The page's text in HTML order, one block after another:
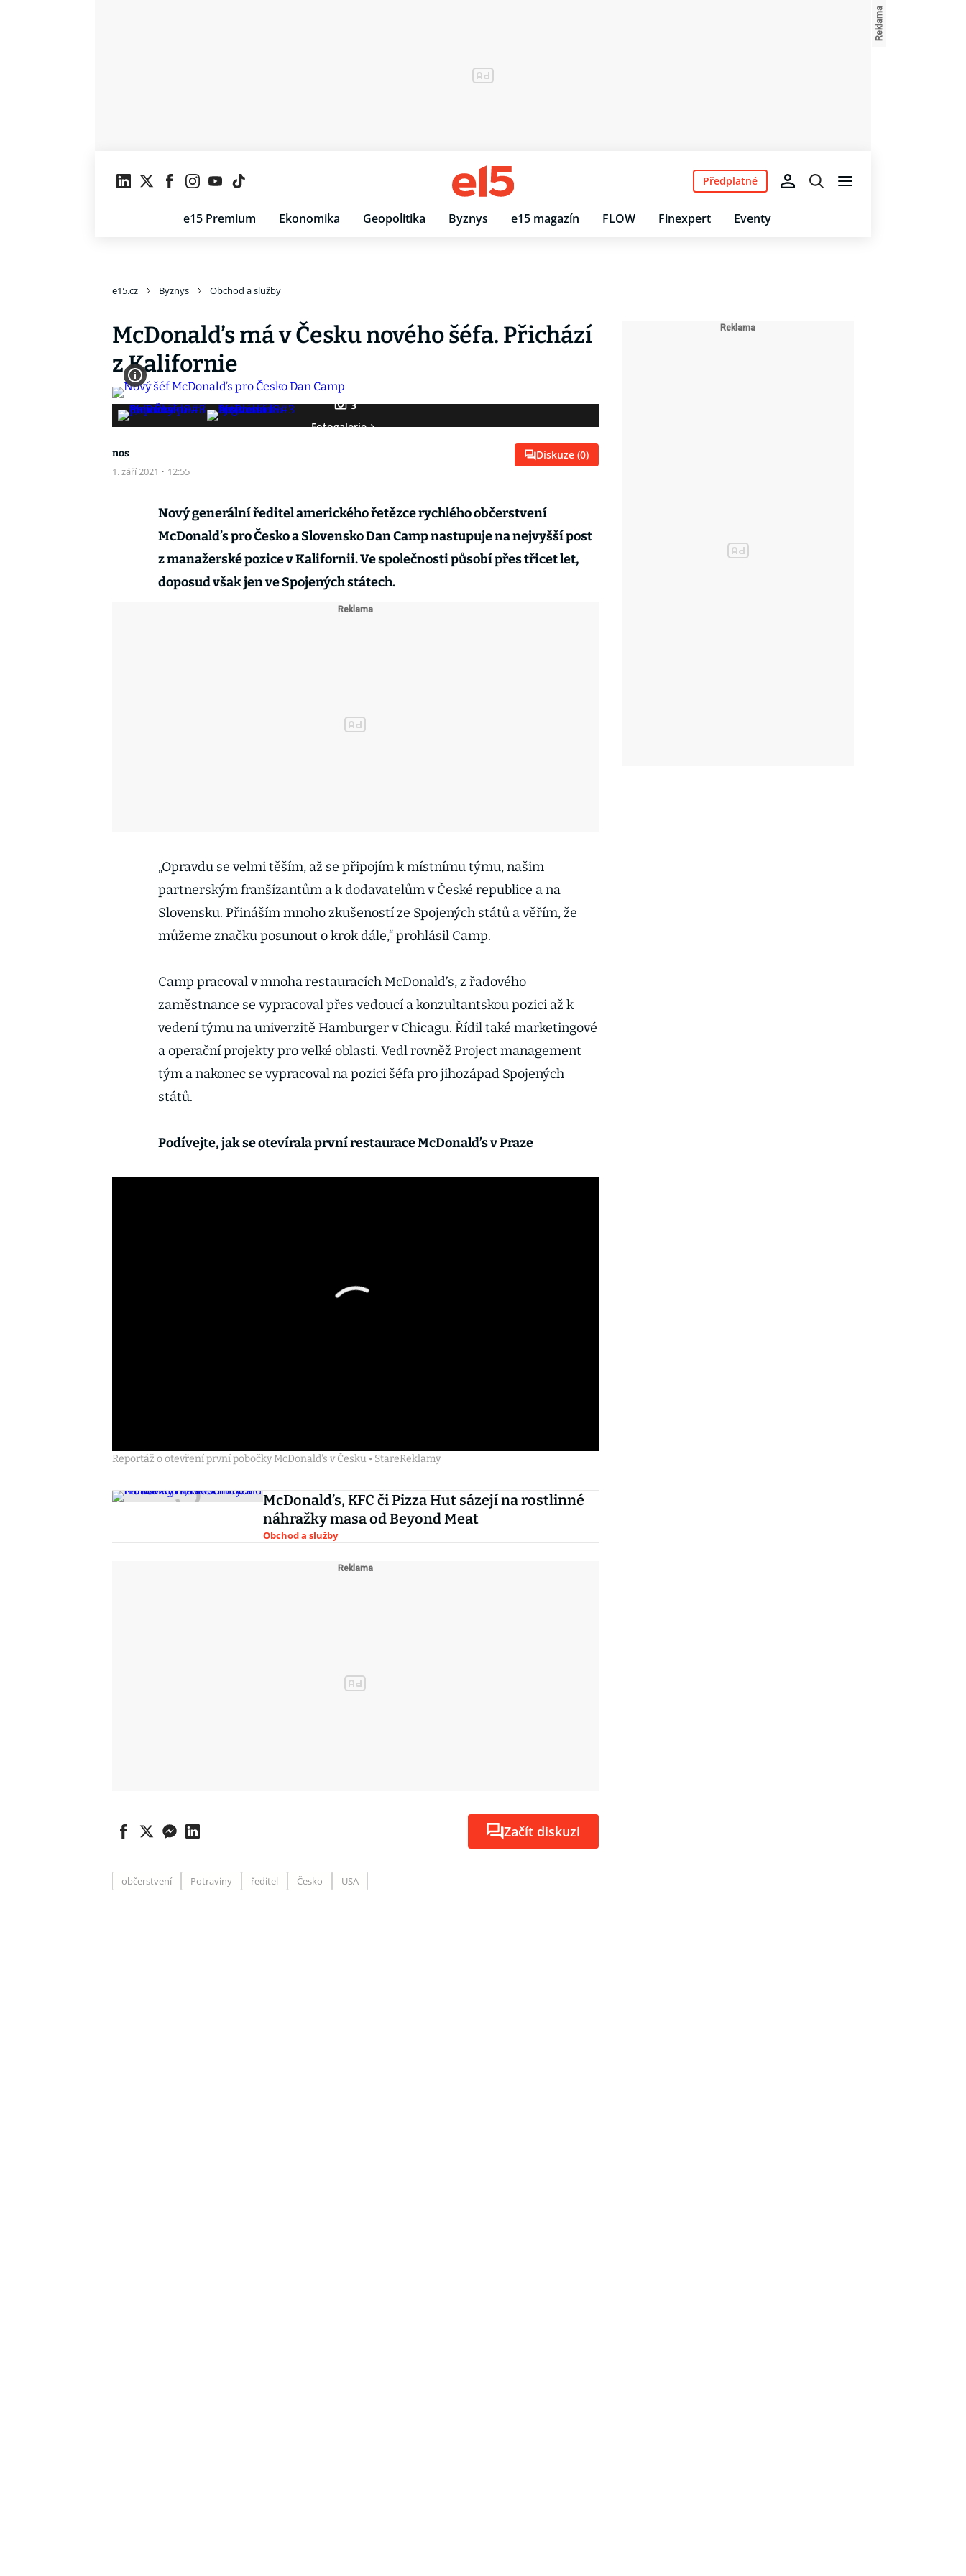
e15 Premium Ekonomika Geopolitika Byznys e15 magazín FLOW Finexpert Eventy
Předplatné
e15.cz Byznys Obchod a služby
McDonald’s má v Česku nového šéfa. Přichází
z Kalifornie
3
Fotogalerie
nos
1. září 2021 · 12:55
Diskuze (0)
Nový generální ředitel amerického řetězce rychlého občerstvení
McDonald’s pro Česko a Slovensko Dan Camp nastupuje na nejvyšší post
z manažerské pozice v Kalifornii. Ve společnosti působí přes třicet let,
doposud však jen ve Spojených státech.
„Opravdu se velmi těším, až se připojím k místnímu týmu, našim
partnerským franšízantům a k dodavatelům v České republice a na
Slovensku. Přináším mnoho zkušeností ze Spojených států a věřím, že
můžeme značku posunout o krok dále,“ prohlásil Camp.
Camp pracoval v mnoha restauracích McDonald’s, z řadového
zaměstnance se vypracoval přes vedoucí a konzultantskou pozici až k
vedení týmu na univerzitě Hamburger v Chicagu. Řídil také marketingové
a operační projekty pro velké oblasti. Vedl rovněž Project management
tým a nakonec se vypracoval na pozici šéfa pro jihozápad Spojených
států.
Podívejte, jak se otevírala první restaurace McDonald’s v Praze
Reportáž o otevření první pobočky McDonald's v Česku • StareReklamy
McDonald’s, KFC či Pizza Hut sázejí na rostlinné
náhražky masa od Beyond Meat
Obchod a služby
Začít diskuzi
občerstvení Potraviny ředitel Česko USA